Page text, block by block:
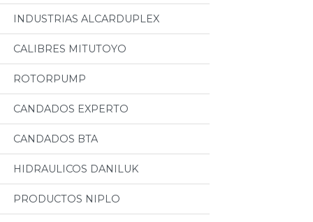
INDUSTRIAS ALCARDUPLEX
CALIBRES MITUTOYO
ROTORPUMP
CANDADOS EXPERTO
CANDADOS BTA
HIDRAULICOS DANILUK
PRODUCTOS NIPLO